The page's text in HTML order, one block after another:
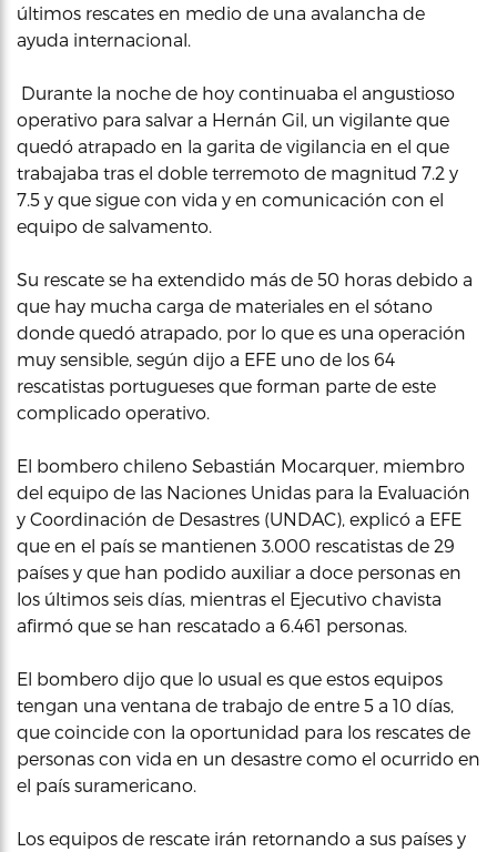
últimos rescates en medio de una avalancha de
ayuda internacional.
Durante la noche de hoy continuaba el angustioso
operativo para salvar a Hernán Gil, un vigilante que
quedó atrapado en la garita de vigilancia en el que
trabajaba tras el doble terremoto de magnitud 7.2 y
7.5 y que sigue con vida y en comunicación con el
equipo de salvamento.
Su rescate se ha extendido más de 50 horas debido a
que hay mucha carga de materiales en el sótano
donde quedó atrapado, por lo que es una operación
muy sensible, según dijo a EFE uno de los 64
rescatistas portugueses que forman parte de este
complicado operativo.
El bombero chileno Sebastián Mocarquer, miembro
del equipo de las Naciones Unidas para la Evaluación
y Coordinación de Desastres (UNDAC), explicó a EFE
que en el país se mantienen 3.000 rescatistas de 29
países y que han podido auxiliar a doce personas en
los últimos seis días, mientras el Ejecutivo chavista
afirmó que se han rescatado a 6.461 personas.
El bombero dijo que lo usual es que estos equipos
tengan una ventana de trabajo de entre 5 a 10 días,
que coincide con la oportunidad para los rescates de
personas con vida en un desastre como el ocurrido en
el país suramericano.
Los equipos de rescate irán retornando a sus países y